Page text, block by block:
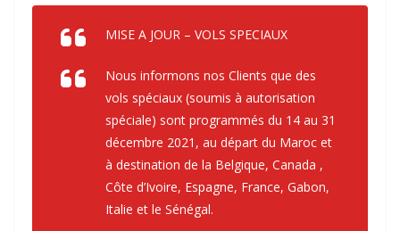
MISE A JOUR – VOLS SPECIAUX
Nous informons nos Clients que des
vols spéciaux (soumis à autorisation
spéciale) sont programmés du 14 au 31
décembre 2021, au départ du Maroc et
à destination de la Belgique, Canada ,
Côte d’Ivoire, Espagne, France, Gabon,
Italie et le Sénégal.